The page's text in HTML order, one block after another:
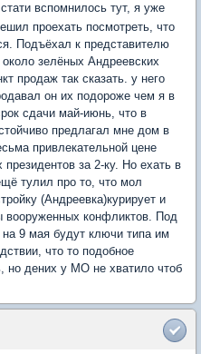
вспомнилось тут, я уже
проехать посмотреть, что
Подъёхал к представителю
около зелёных Андреевских
продаж так сказать. у него
он их подороже чем я в
сдачи май-июнь, что в
предлагал мне дом в
привлекательной цене
за 2-ку. Но ехать в
тулил про то, что мол
(Андреевка)курирует и
вооруженных конфликтов. Под
9 мая будут ключи типа им
что то подобное
но дених у МО не хватило чтоб